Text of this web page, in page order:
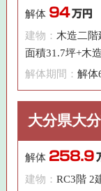
解体 94 万円
建物： 木造二
面積31.7坪+木
解体期間：解体
大分県大
解体 258.9
建物：RC3階 2